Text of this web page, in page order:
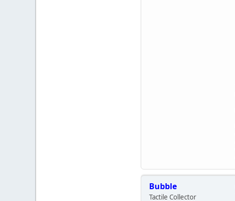
Bubble
Tactile Collector